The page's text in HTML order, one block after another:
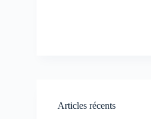
Articles récents